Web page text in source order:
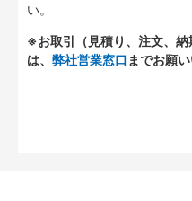
い。
※お取引（見積り、注文、
は、 弊社営業窓口 までお願い